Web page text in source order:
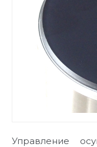
Управление